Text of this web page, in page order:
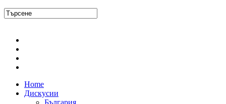
Home
Дискусии
България